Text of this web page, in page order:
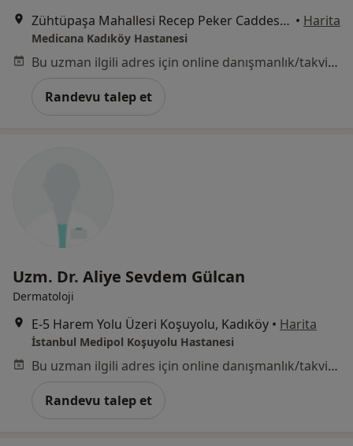
Zühtüpaşa Mahallesi Recep Peker Caddesi No:11, Kadıköy • Harita
Medicana Kadıköy Hastanesi
Bu uzman ilgili adres için online danışmanlık/takvim sunmuyor.
Randevu talep et
Uzm. Dr. Aliye Sevdem Gülcan
Dermatoloji
E-5 Harem Yolu Üzeri Koşuyolu, Kadıköy • Harita
İstanbul Medipol Koşuyolu Hastanesi
Bu uzman ilgili adres için online danışmanlık/takvim sunmuyor.
Randevu talep et